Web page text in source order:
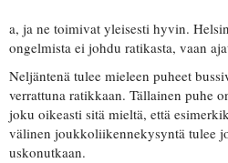
a, ja ne toimivat yleisesti hyvin.
ongelmista ei johdu ratikasta, vaan
Neljäntenä tulee mieleen puheet
verrattuna ratikkaan. Tällainen puhe
joku oikeasti sitä mieltä, että
välinen joukkoliikennekysyntä tulee
uskonutkaan.